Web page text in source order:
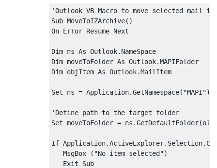
'Outlook VB Macro to move selected mail
Sub MoveToIZArchive()
On Error Resume Next
Dim ns As Outlook.NameSpace
Dim moveToFolder As Outlook.MAPIFolder
Dim objItem As Outlook.MailItem
Set ns = Application.GetNamespace("MAPI")
' Define path to the target folder
Set moveToFolder = ns .GetDefaultFolder(
If Application.ActiveExplorer. Selection.
MsgBox
( "No item selected")
Exit
Sub